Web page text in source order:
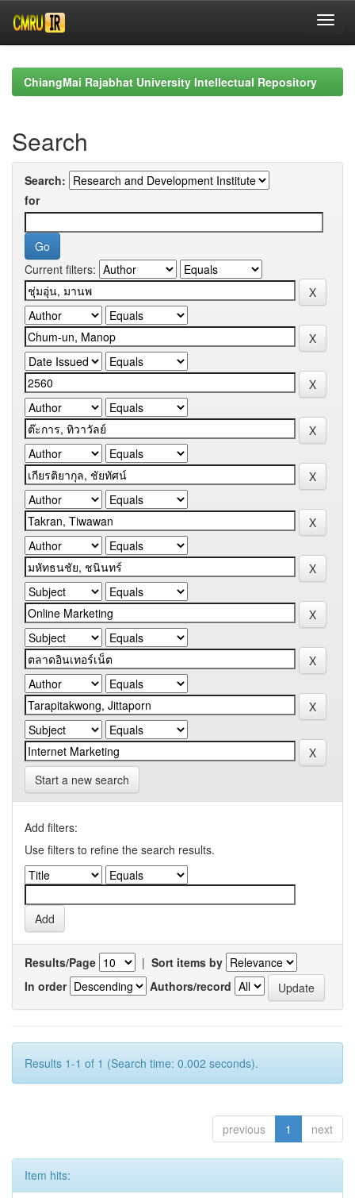
navigationChiangMai Rajabhat University Intellectual Repository
Search
Search:
for
Current filters:
Start a new search
Add filters:
Use filters to refine the search results.
Results/Page | Sort items by
In order
Authors/record
Results 1-1 of 1 (Search time: 0.002 seconds).
previous 1 next
Item hits: